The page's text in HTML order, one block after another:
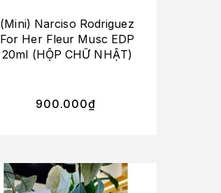
(Mini) Narciso Rodriguez
For Her Fleur Musc EDP
20ml (HỘP CHỮ NHẬT)
900.000₫